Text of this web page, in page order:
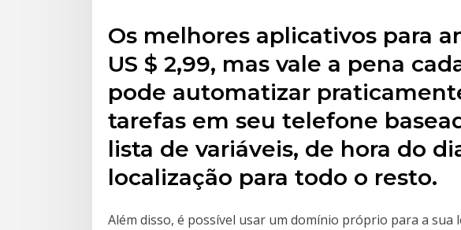
Os melhores aplicativos para
US $ 2,99, mas vale a pena
pode automatizar
tarefas em seu telefone
lista de variáveis, de hora do
localização para todo o resto.
Além disso, é possível usar um domínio próprio para a sua